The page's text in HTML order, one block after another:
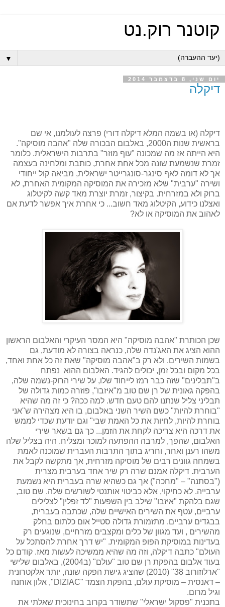
קוטנר רוק.נט
▼
יום שני, 8 בדצמבר 2014
דיקלה
דיקלה (או בשמה המלא דיקלה דורי) פרצה לעולמנו, אי שם
בראשית שנות ה2000, באלבום הבכורה שלה "אהבה מוסיקה".
היא הייתה אז מה שמכונה "עוף מוזר" בתרבות הישראלית. כלומר
זמרת שנשמעת שונה מכל אחת אחרת, כותבת ומלחינה בעצמה
אך לא דומה לאף סינגר-סונגרייטר ישראלית, מביאה קול ייחודי
ושירה "ערבית" שלא מזכירה את המוסיקה המקומית האחרת, לא
ברוק ולא במזרחית. בקיצור, זמרת יוצרת מאד קשה לקיטלוג
ואצלנו כידוע, הקיטלוג מאד חשוב... כי אחרת איך אפשר לדעת אם
לאהוב את המוסיקה או לא?
שכן הכותרת "אהבה מוסיקה" היא המסר העיקרי והאלבום הראשון
ההוא הציג את האג'נדה שלה, כנראה בצורה לא מודעת, גם
בשמות השירים. ולא רק ב"אהבה מוסיקה" שאת זה כל אחת ואחד,
בכל מקום ובכל זמן, יכולים להגיד. האלבום ההוא נפתח
ב"תבלינים" שזה כבר רמז לייחוד שלו, על שירי הרוק-נשמה שלה,
בהפקה גאונית של רן שם טוב מ"איזבו", פוזרה כמות גדולה של
תבליני צליל שנתנו להם טעם חדש. למה ככה? כי זה מה שהיא
"בוחרת להיות" כשם השיר השני באלבום, בו היא מצהירה ש"אני
בוחרת להיות, לחיות את כל האמת שבי" וגם יודעת שכדי לממש
את דרכה היא צריכה לקחת את הזמן... כך גם בשאר שירי
האלבום, שהפך, למרבה ההפתעה למוכר ומצליח. היה בצליל שלה
משהו רענן ואחר, וחריג בתוך התרבות העברית שמוכנה לאמת
בשמחה גוונים רבים של מוסיקה מזרחית, אך מתקשה לקבל את
הערבית. דיקלה אמנם שרה רק שיר אחד בערבית מצרית
("בסתנה" – "מחכה") אך גם כשהיא שרה בעברית היא נשמעת
ערבייה. לא כחיקוי, אלא כביטוי אותנטי לשורשים שלה. שם טוב,
שגם בלהקת "איזבו" שילב בין השפעות "לד זפלין" לצלילים
ערביים, עטף את השירים האישיים שלה, שכתבה בעברית,
בבגדים ערביים. מתזמורת גדולה סטייל אום כלתום בחלק
מהשירים , ועד מגוון של כלים ומקצבים מזרחיים, שנוגעים רק
בעדינות במוסיקת הפופ המקומית. "יש דרך אחרת להסתכל על
העולם" כתבה דיקלה, וזה מה שהיא ממשיכה לעשות מאז. קודם כל
בעוד אלבום בהפקת רן שם טוב "עולם" (ב2004), באלבום שלישי
"ארלוזורוב 38" (2010) שהציג גישת הפקה שונה, יותר אלקטרונית
– דאנסית – מוסיקת עולם, בהפקת הצמד "DIZIAC", אלון אוחנה
וגיל מרום.
בתכנית "פסקול ישראלי" שתשודר בקרוב בחינוכית שאלתי את